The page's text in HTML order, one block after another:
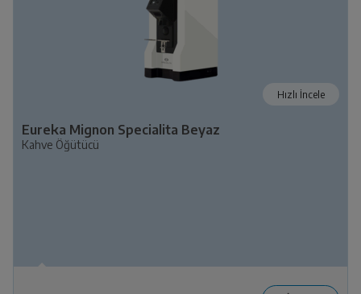
Hızlı İncele
Eureka Mignon Specialita Beyaz
Kahve Öğütücü